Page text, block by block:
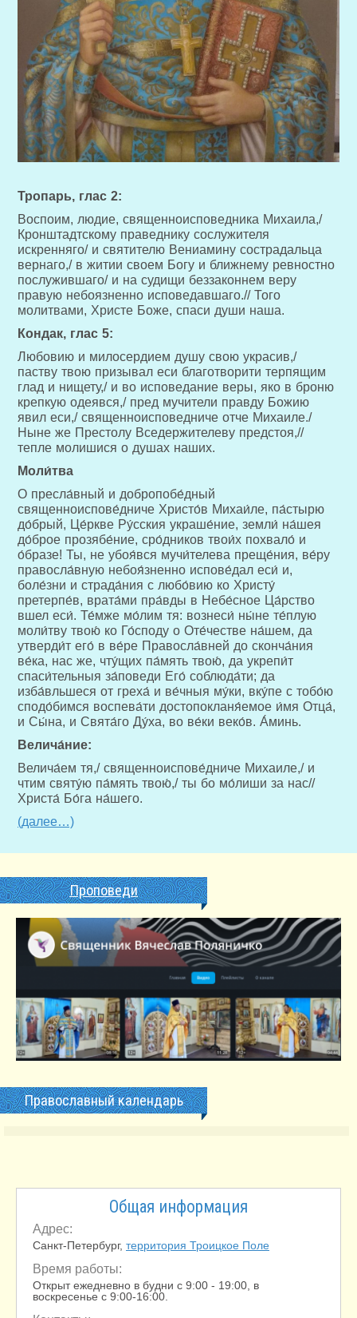
Тропарь, глас 2:
Воспоим, людие, священноисповедника Михаила,/
Кронштадтскому праведнику сослужителя
искренняго/ и святителю Вениамину сострадальца
вернаго,/ в житии своем Богу и ближнему ревностно
послужившаго/ и на судищи беззаконнем веру
правую небоязненно исповедавшаго.// Того
молитвами, Христе Боже, спаси души наша.
Кондак, глас 5:
Любовию и милосердием душу свою украсив,/
паству твою призывал еси благотворити терпящим
глад и нищету,/ и во исповедание веры, яко в броню
крепкую одеявся,/ пред мучители правду Божию
явил еси,/ священноисповедниче отче Михаиле./
Ныне же Престолу Вседержителеву предстоя,//
тепле молишися о душах наших.
Моли́тва
О пресла́вный и добропобе́дный
священноиспове́дниче Христо́в Михаи́ле, па́стырю
до́брый, Це́ркве Ру́сския украше́ние, земли́ на́шея
до́брое прозябе́ние, сро́дников твои́х похвало́ и
о́бразе! Ты, не убоя́вся мучи́телева преще́ния, ве́ру
правосла́вную небоя́зненно испове́дал еси́ и,
боле́зни и страда́ния с любо́вию ко Христу́
претерпе́в, врата́ми пра́вды в Небе́сное Ца́рство
вшел еси́. Те́мже мо́лим тя: вознеси́ ны́не те́плую
моли́тву твою́ ко Го́споду о Оте́честве на́шем, да
утверди́т его́ в ве́ре Правосла́вней до сконча́ния
ве́ка, нас же, чту́щих па́мять твою́, да укрепи́т
спаси́тельныя за́поведи Его́ соблюда́ти; да
изба́вльшеся от греха́ и ве́чныя му́ки, вку́пе с тобо́ю
сподо́бимся воспева́ти достопокланя́емое и́мя Отца́,
и Сы́на, и Свята́го Ду́ха, во ве́ки веко́в. А́минь.
Велича́ние:
Велича́ем тя,/ священноиспове́дниче Михаиле,/ и
чтим святу́ю па́мять твою́,/ ты бо мо́лиши за нас//
Христа́ Бо́га на́шего.
(далее…)
Проповеди
Православный календарь
Общая информация
Адрес:
Санкт-Петербург, территория Троицкое Поле
Время работы:
Открыт ежедневно в будни с 9:00 - 19:00 , в
воскресенье с 9:00-16:00